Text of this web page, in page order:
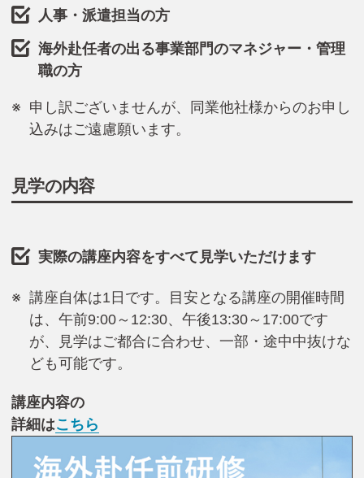
人事・派遣担当の方
海外赴任者の出る事業部門のマネジャー・管理
職の方
申し訳ございませんが、同業他社様からのお申し
込みはご遠慮願います。
見学の内容
実際の講座内容をすべて見学いただけます
講座自体は1日です。目安となる講座の開催時間
は、午前9:00～12:30、午後13:30～17:00です
が、見学はご都合に合わせ、一部・途中中抜けな
ども可能です。
講座内容の
詳細はこちら